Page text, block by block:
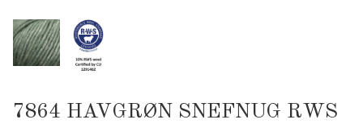
7864 HAVGRØN SNEFNUG RWS